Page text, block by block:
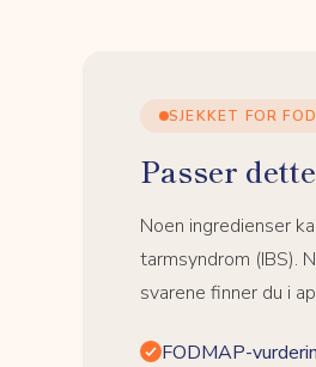
SJEKKET FOR
Passer
Noen ingredienser
tarmsyndrom (IBS).
svarene finner du i
FODMAP-